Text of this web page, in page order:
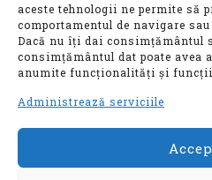
aceste tehnologii ne permite să
comportamentul de navigare
Dacă nu îți dai consimțământul
consimțământul dat poate avea
anumite funcționalități și funcții.
Administrează serviciile
Achiziționarea unui
o decizie importantă, care
investiție financiară
alegere ce vă va influența
mobilitatea pentru ani de
© Auto Verificate,